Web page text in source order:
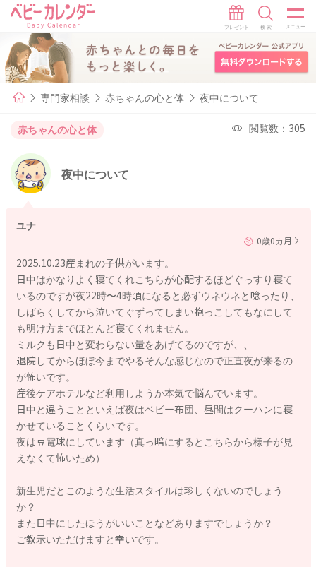
専門家相談 赤ちゃんの心と体 夜中について
赤ちゃんの心と体 閲覧数：305
夜中について
ユナ
0歳0カ月
2025.10.23産まれの子供がいます。
日中はかなりよく寝てくれこちらが心配するほどぐっすり寝て
いるのですが夜22時〜4時頃になると必ずウネウネと唸ったり、
しばらくしてから泣いてぐずってしまい抱っこしてもなにして
も明け方までほとんど寝てくれません。
ミルクも日中と変わらない量をあげてるのですが、、
退院してからほぼ今までやるそんな感じなので正直夜が来るの
が怖いです。
産後ケアホテルなど利用しようか本気で悩んでいます。
日中と違うことといえば夜はベビー布団、昼間はクーハンに寝
かせていることくらいです。
夜は豆電球にしています（真っ暗にするとこちらから様子が見
えなくて怖いため）
新生児だとこのような生活スタイルは珍しくないのでしょう
か？
また日中にしたほうがいいことなどありますでしょうか？
ご教示いただけますと幸いです。